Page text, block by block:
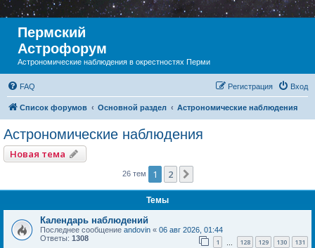
Пермский
Астрофорум
Астрономические наблюдения в окрестностях Перми
FAQ Вход
Регистрация
Список форумов Основной раздел Астрономические наблюдения
Астрономические наблюдения
Новая тема
26 тем 1 2
Темы
Календарь наблюдений
Последнее сообщение andovin « 06 авг 2026, 01:44
Ответы: 1308 1 128 129 130 131